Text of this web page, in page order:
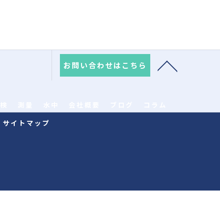
お問い合わせはこちら
サイトマップ